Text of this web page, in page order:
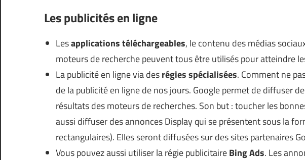
Les publicités en ligne
Lesapplications téléchargeables, le contenu des médias
moteurs de recherche peuvent tous être utilisés pour atteindre
La publicité en ligne via desrégies spécialisées. Comment ne
de la publicité en ligne de nos jours. Google permet de diffuser
résultats des moteurs de recherches. Son but : toucher les
aussi diffuser des annonces Display qui se présentent sous la
rectangulaires). Elles seront diffusées sur des sites partenaires
Vous pouvez aussi utiliser la régie publicitaireBing Ads. Les